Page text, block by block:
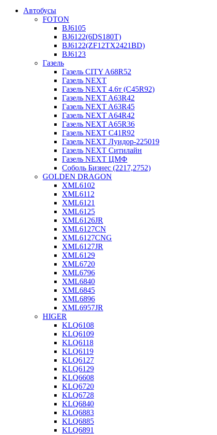
Автобусы
FOTON
BJ6105
BJ6122(6DS180T)
BJ6122(ZF12TX2421BD)
BJ6123
Газель
Газель CITY A68R52
Газель NEXT
Газель NEXT 4.6т (C45R92)
Газель NEXT A63R42
Газель NEXT A63R45
Газель NEXT A64R42
Газель NEXT A65R36
Газель NEXT C41R92
Газель NEXT Луидор-225019
Газель NEXT Ситилайн
Газель NEXT ЦМФ
Соболь Бизнес (2217,2752)
GOLDEN DRAGON
XML6102
XML6112
XML6121
XML6125
XML6126JR
XML6127CN
XML6127CNG
XML6127JR
XML6129
XML6720
XML6796
XML6840
XML6845
XML6896
XML6957JR
HIGER
KLQ6108
KLQ6109
KLQ6118
KLQ6119
KLQ6127
KLQ6129
KLQ6608
KLQ6720
KLQ6728
KLQ6840
KLQ6883
KLQ6885
KLQ6891